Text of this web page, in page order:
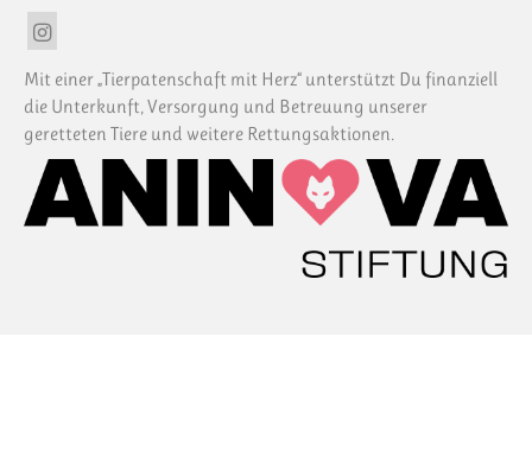
Mit einer „Tierpatenschaft mit Herz“ unterstützt Du finanziell
die Unterkunft, Versorgung und Betreuung unserer
geretteten Tiere und weitere Rettungsaktionen.